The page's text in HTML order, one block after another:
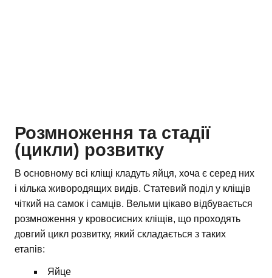
Розмноження та стадії
(цикли) розвитку
В основному всі кліщі кладуть яйця, хоча є серед них
і кілька живородящих видів. Статевий поділ у кліщів
чіткий на самок і самців. Вельми цікаво відбувається
розмноження у кровосисних кліщів, що проходять
довгий цикл розвитку, який складається з таких
етапів:
Яйце